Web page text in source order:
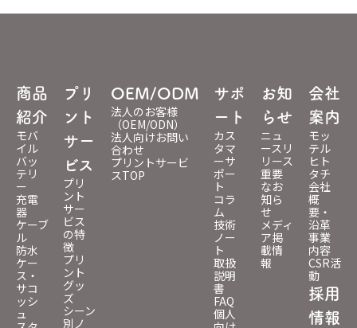
商品
紹介
モバ
イル
バッ
テリ
ー
充電
器
ケーブ
ル
防水
ケー
ス・
サコ
ッシ
ュ
プリ
ント
サー
ビス
プリ
ント
サー
ビス
の特
徴
プリ
ント
グッ
ズ
シーン
別ノ
OEM/ODM
法人のお客様
（OEM/ODN）
法人向けお問い
合わせ
プリントサービ
スTOP
サポ
ート
カス
タマ
ーサ
ポー
ト
コラ
ム
技術
ノー
ト
取扱
説明
書
FAQ
個人
お知
らせ
ニュ
ースリ
リース
重要
なお
知ら
せ
メディ
ア掲
載情
報
会社
案内
モッ
テル
ヒト
タチ
会社
概
要・
沿革
事業
内容
CSR活
動
採用
情報